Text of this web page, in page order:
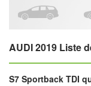
AUDI 2019 Liste
S7 Sportback TDI